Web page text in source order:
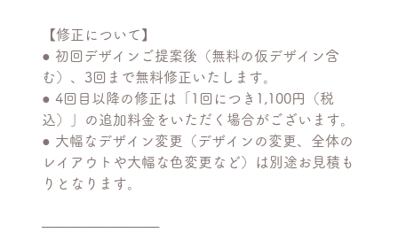
【修正について】
● 初回デザインご提案後（無料の仮デザイン含
む）、3回まで無料修正いたします。
● 4回目以降の修正は「1回につき1,100円（税
込）」の追加料金をいただく場合がございます。
● 大幅なデザイン変更（デザインの変更、全体の
レイアウトや大幅な色変更など）は別途お見積も
りとなります。
────────────